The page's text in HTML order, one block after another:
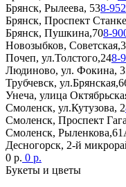
Брянск, Рылеева, 538-
Брянск, Проспект
Брянск, Пушкина,708-
Новозыбков, Советская,3
Почеп, ул.Толстого,248-
Людиново, ул. Фокина,
Трубчевск,
Унеча, улица
Смоленск, ул.Кутузова, 2
Смоленск, Проспект
Смоленск,
Десногорск, 2-й
0 р. 0 р.
Букеты и цветы